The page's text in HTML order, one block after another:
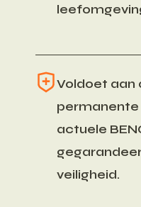
Voldoet aan
permanente
actuele
veiligheid.